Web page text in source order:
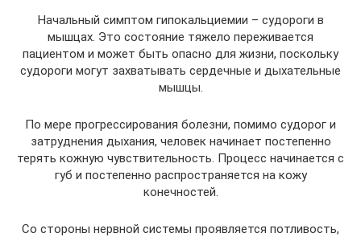
Начальный симптом гипокальциемии – судороги в
мышцах. Это состояние тяжело переживается
пациентом и может быть опасно для жизни, поскольку
судороги могут захватывать сердечные и дыхательные
мышцы.
По мере прогрессирования болезни, помимо судорог и
затруднения дыхания, человек начинает постепенно
терять кожную чувствительность. Процесс начинается с
губ и постепенно распространяется на кожу
конечностей.
Со стороны нервной системы проявляется потливость,